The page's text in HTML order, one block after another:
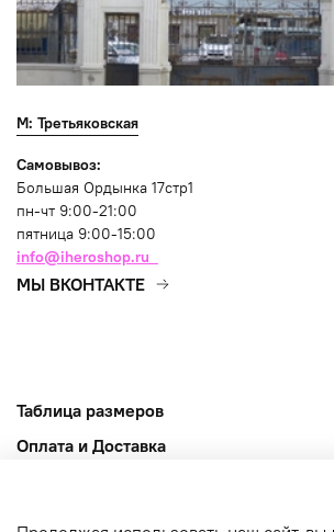
М: Третьяковская
Самовывоз:
Большая Ордынка 17стр1
пн-чт 9:00-21:00
пятница 9:00-15:00
info@iheroshop.ru
МЫ ВКОНТАКТЕ
Таблица размеров
Оплата и Доставка